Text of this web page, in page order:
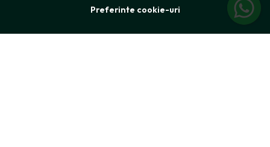
Preferinte cookie-uri